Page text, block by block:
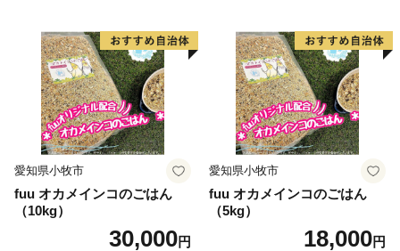
愛知県小牧市
fuu オカメインコのごはん
（10kg）
30,000円
愛知県小牧市
fuu オカメインコのごはん
（5kg）
18,000円